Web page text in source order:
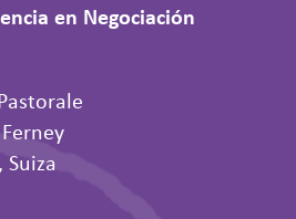
en Negociación